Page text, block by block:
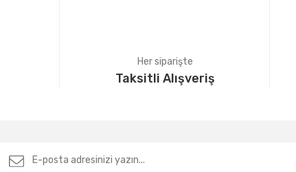
Her siparişte
Taksitli Alışveriş